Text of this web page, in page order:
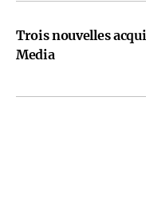
Trois nouvelles
Media